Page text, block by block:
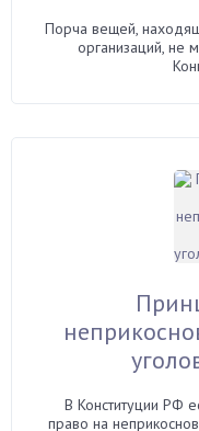
Порча вещей,
организаций, не
В Конституции РФ
право на